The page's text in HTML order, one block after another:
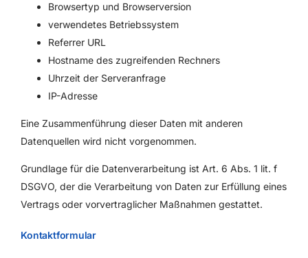
Browsertyp und Browserversion
verwendetes Betriebssystem
Referrer URL
Hostname des zugreifenden Rechners
Uhrzeit der Serveranfrage
IP-Adresse
Eine Zusammenführung dieser Daten mit anderen
Datenquellen wird nicht vorgenommen.
Grundlage für die Datenverarbeitung ist Art. 6 Abs. 1 lit. f
DSGVO, der die Verarbeitung von Daten zur Erfüllung eines
Vertrags oder vorvertraglicher Maßnahmen gestattet.
Kontaktformular